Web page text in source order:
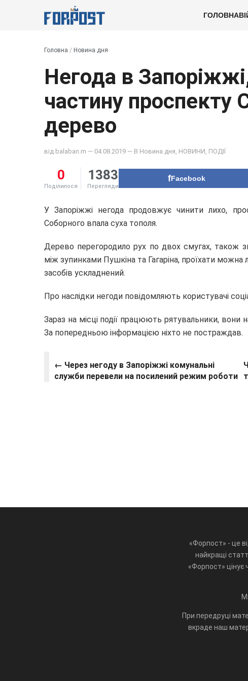
ГОЛОВНА
Головна / Новина дня
Негода в
частину проспекту
дерево
від balaban.m — 04.08.2019 — В Новина дня НОВИНИ ПОДІЇ
0
Поділилося
1383
Перегляди
Facebook
У Запоріжжі негода продовжує чинити лихо,
Соборного впала суха тополя.
Дерево перегородило рух по двох смугах, також
між зупинками Пушкіна та Гагаріна, проїхати можна
засобів ускладнений.
Про наслідки негоди повідомляють користувачі
Зараз на місці події працюють рятувальники, вони
За попередньою інформацією ніхто не постраждав.
← Через негоду в Запоріжжі комунальні
служби перевели на посилений режим роботи
«Форпост» - це
найкращі
«Форпост» цінує
При передруці
вкраде наш